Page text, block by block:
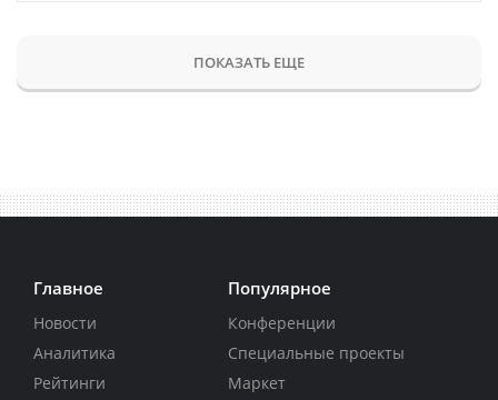
ПОКАЗАТЬ ЕЩЕ
Главное
Новости
Аналитика
Рейтинги
Популярное
Конференции
Специальные проекты
Маркет